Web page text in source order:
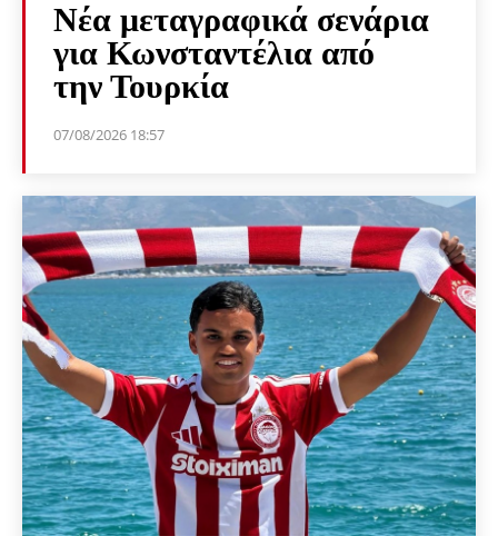
Νέα μεταγραφικά σενάρια
για Κωνσταντέλια από
την Τουρκία
07/08/2026 18:57